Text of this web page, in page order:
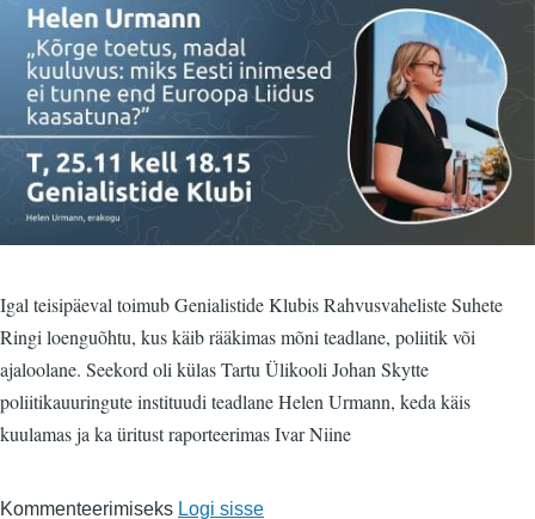
Igal teisipäeval toimub Genialistide Klubis Rahvusvaheliste Suhete
Ringi loenguõhtu, kus käib rääkimas mõni teadlane, poliitik või
ajaloolane. Seekord oli külas Tartu Ülikooli Johan Skytte
poliitikauuringute instituudi teadlane Helen Urmann, keda käis
kuulamas ja ka üritust raporteerimas Ivar Niine
Kommenteerimiseks Logi sisse